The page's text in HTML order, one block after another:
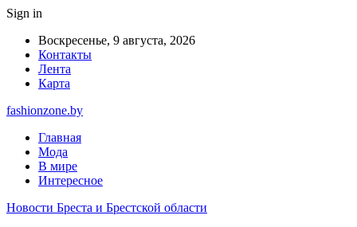
Sign in
Воскресенье, 9 августа, 2026
Контакты
Лента
Карта
fashionzone.by
Главная
Мода
В мире
Интересное
Новости Бреста и Брестской области